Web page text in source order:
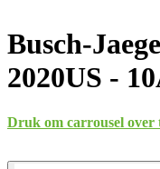
Busch-
2020US -
Druk om carrousel over